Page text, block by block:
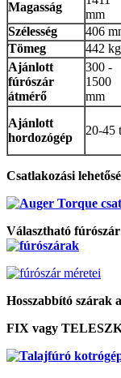
Magasság
mm
Szélesség
406
Tömeg
442 kg
Ajánlott
fúrószár
átmérő
300 -
1500
mm
Ajánlott
hordozógép
20-45 t
Csatlakozási
Választható
Hosszabbító szárak
FIX vagy